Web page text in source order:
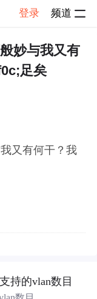
登录 频道
情
妙与我又有
足矣
又有何干？我
持的vlan数目